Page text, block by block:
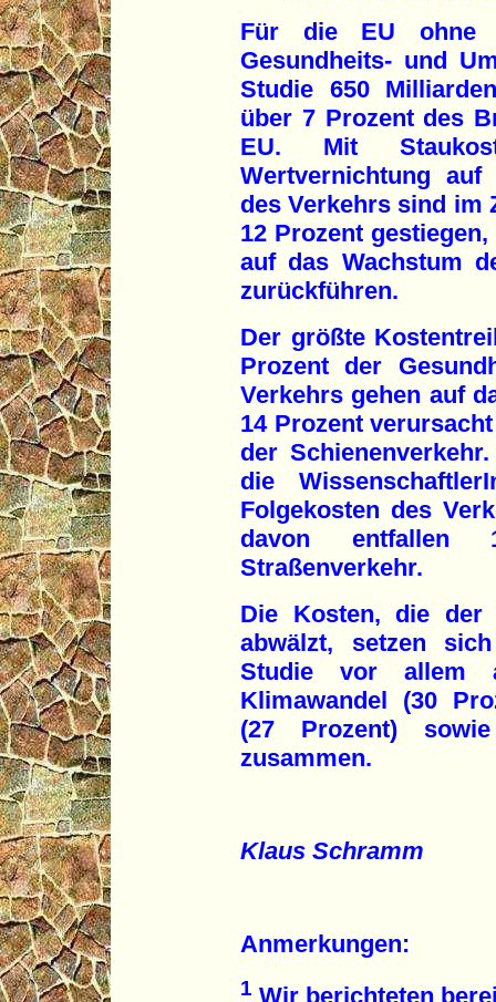
Für die EU ohne
Gesundheits- und
Studie 650
über 7 Prozent des
EU. Mit
Wertvernichtung
des Verkehrs sind im
12 Prozent
auf das Wachstum
zurückführen.
Der größte
Prozent der
Verkehrs gehen auf
14 Prozent
der
die
Folgekosten des
davon entfallen
Straßenverkehr.
Die Kosten, die der
abwälzt, setzen
Studie vor allem
Klimawandel (30
(27 Prozent)
zusammen.
Klaus Schramm
Anmerkungen:
1 Wir berichteten